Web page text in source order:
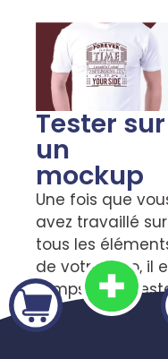
Tester sur
un
mockup
Une fois que
avez travaillé sur
tous les
de votre logo, il
temps de le
sur une
Cela vous